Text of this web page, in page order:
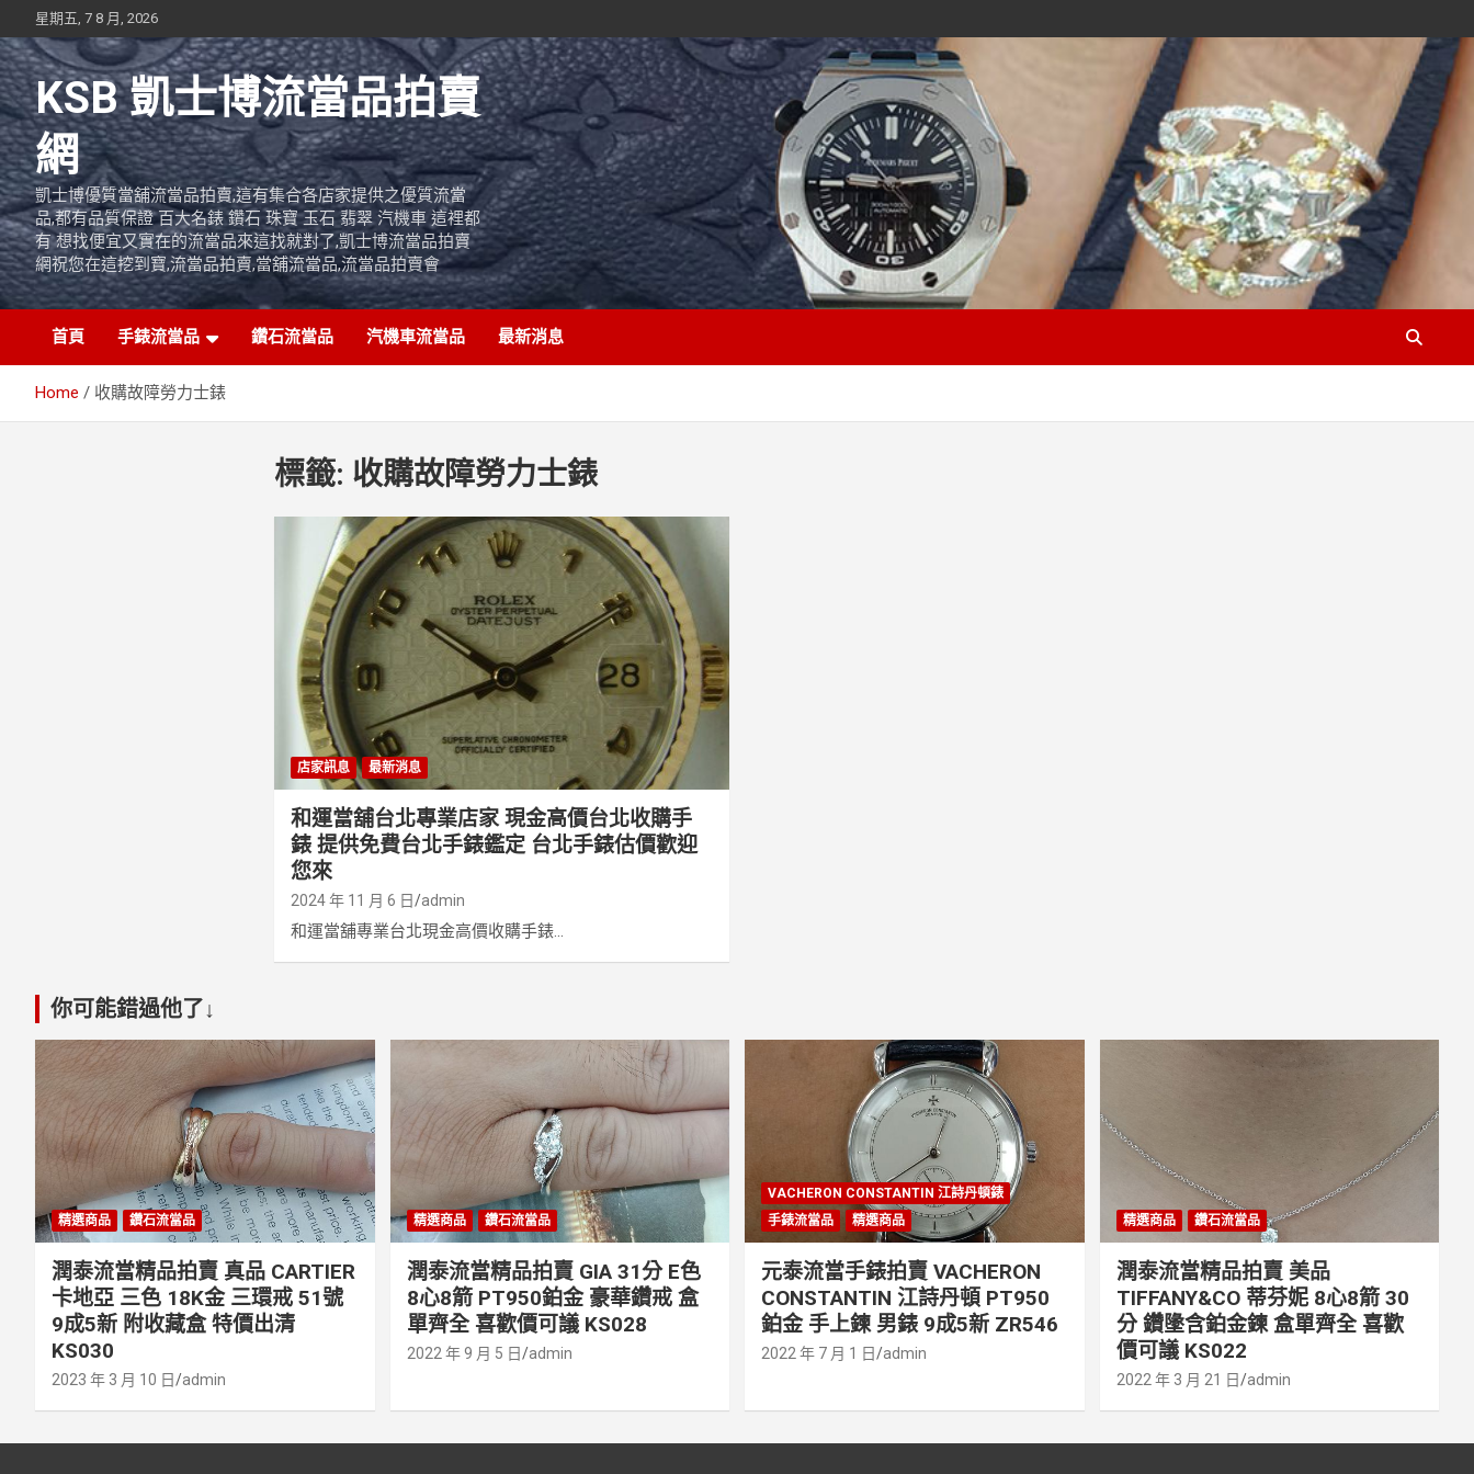
to
content
星期五, 7 8 月, 2026
KSB 凱士博流當品拍賣
網
凱士博優質當舖流當品拍賣,這有集合各店家提供之優質流當
品,都有品質保證 百大名錶 鑽石 珠寶 玉石 翡翠 汽機車 這裡都
有 想找便宜又實在的流當品來這找就對了,凱士博流當品拍賣
網祝您在這挖到寶,流當品拍賣,當舖流當品,流當品拍賣會
首頁 手錶流當品 鑽石流當品 汽機車流當品 最新消息
Home 收購故障勞力士錶
標籤: 收購故障勞力士錶
店家訊息 最新消息
和運當舖台北專業店家 現金高價台北收購手
錶 提供免費台北手錶鑑定 台北手錶估價歡迎
您來
2024 年 11 月 6 日 admin
和運當舖專業台北現金高價收購手錶...
你可能錯過他了↓
精選商品 鑽石流當品
潤泰流當精品拍賣 真品 CARTIER
卡地亞 三色 18K金 三環戒 51號
9成5新 附收藏盒 特價出清
KS030
2023 年 3 月 10 日 admin
精選商品 鑽石流當品
潤泰流當精品拍賣 GIA 31分 E色
8心8箭 PT950鉑金 豪華鑽戒 盒
單齊全 喜歡價可議 KS028
2022 年 9 月 5 日 admin
VACHERON CONSTANTIN 江詩丹頓錶
手錶流當品
精選商品
元泰流當手錶拍賣 VACHERON
CONSTANTIN 江詩丹頓 PT950
鉑金 手上鍊 男錶 9成5新 ZR546
2022 年 7 月 1 日 admin
精選商品 鑽石流當品
潤泰流當精品拍賣 美品
TIFFANY&CO 蒂芬妮 8心8箭 30
分 鑽墬含鉑金鍊 盒單齊全 喜歡
價可議 KS022
2022 年 3 月 21 日 admin